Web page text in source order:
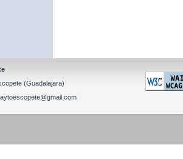
(Guadalajara)